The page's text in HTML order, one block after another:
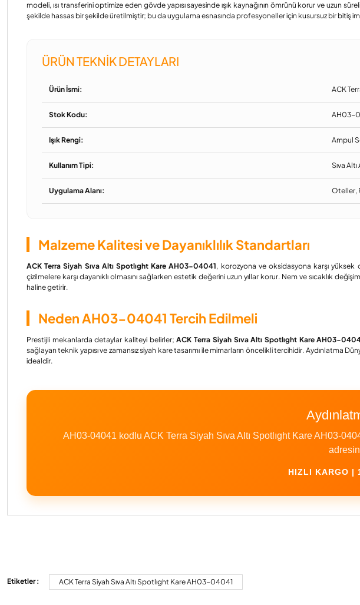
modeli, ısı transferini optimize eden gövde yapısı sayesinde ışık kaynağının ömrünü korur ve uzun
şekilde hassas bir şekilde üretilmiştir; bu da uygulama esnasında profesyoneller için kusursuz bir bitiş
ÜRÜN TEKNIK DETAYLARI
Ürün İsmi: ACK
Stok Kodu: AH03-
Işık Rengi: Ampul
Kullanım Tipi: Sıva
Uygulama Alanı: Oteller,
Malzeme Kalitesi ve Dayanıklılık Standartları
ACK Terra Siyah Sıva Altı Spotlıght Kare AH03-04041, korozyona ve oksidasyona karşı yüksek
çizilmelere karşı dayanıklı olmasını sağlarken estetik değerini uzun yıllar korur. Nem ve sıcaklık
haline getirir.
Neden AH03-04041 Tercih Edilmeli
Prestijli mekanlarda detaylar kaliteyi belirler;ACK Terra Siyah Sıva Altı Spotlıght Kare AH03-
sağlayan teknik yapısı ve zamansız siyah kare tasarımı ile mimarların öncelikli tercihidir. Aydınlatma
idealdir.
AH03-04041 kodlu ACK Terra Siyah Sıva Altı Spotlıght Kare AH03-
HIZLI KARGO |
Etiketler : ACK Terra Siyah Sıva Altı Spotlıght Kare AH03-04041